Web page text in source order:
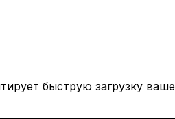
быструю загрузку